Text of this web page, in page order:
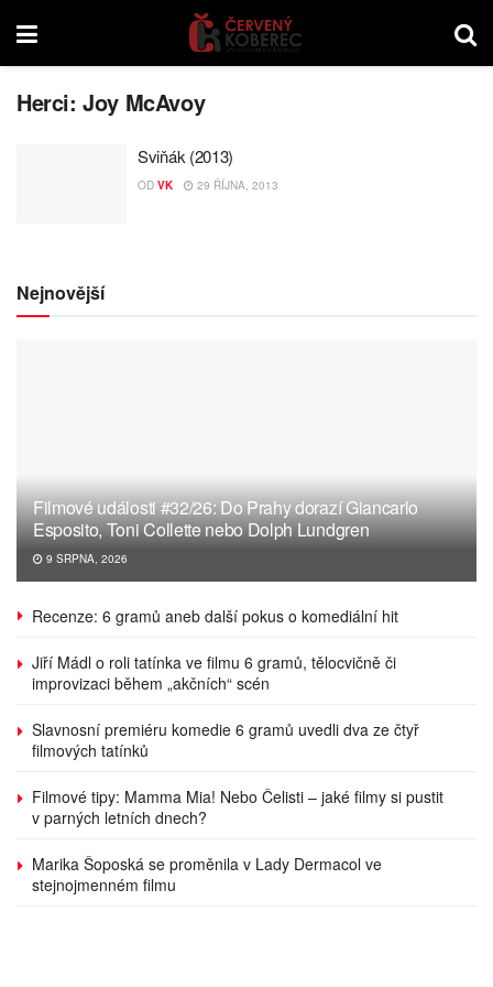
Herci:Joy McAvoy
Sviňák (2013)
OD VK 29 ŘÍJNA, 2013
Nejnovější
Filmové události #32/26: Do Prahy dorazí Giancarlo
Esposito, Toni Collette nebo Dolph Lundgren
9 SRPNA, 2026
Recenze: 6 gramů aneb další pokus o komediální hit
Jiří Mádl o roli tatínka ve filmu 6 gramů, tělocvičně či
improvizaci během „akčních“ scén
Slavnosní premiéru komedie 6 gramů uvedli dva ze čtyř
filmových tatínků
Filmové tipy: Mamma Mia! Nebo Čelisti – jaké filmy si pustit
v parných letních dnech?
Marika Šoposká se proměnila v Lady Dermacol ve
stejnojmenném filmu